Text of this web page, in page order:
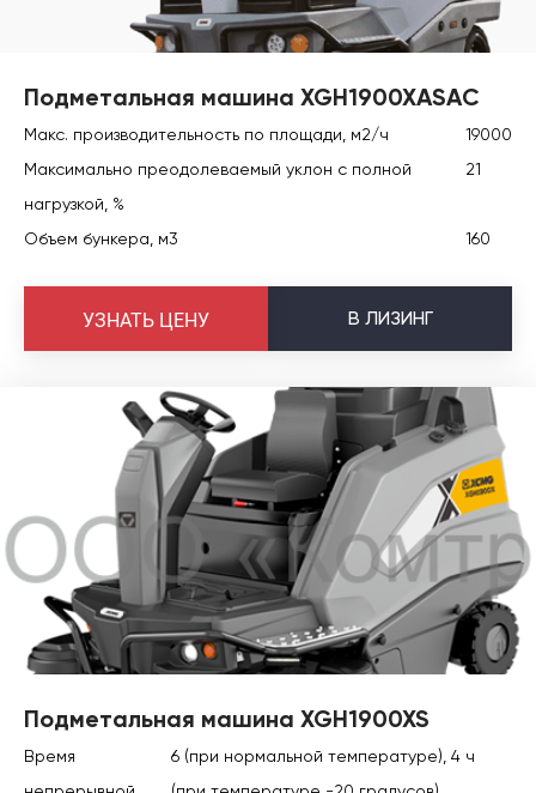
Подметальная машина XGH1900XASAC
Макс. производительность по площади, м2/ч
19000
Максимально преодолеваемый уклон с полной
нагрузкой, %
21
Объем бункера, м3 160
В ЛИЗИНГ
УЗНАТЬ ЦЕНУ
Подметальная машина XGH1900XS
Время
6 (при нормальной температуре), 4 ч